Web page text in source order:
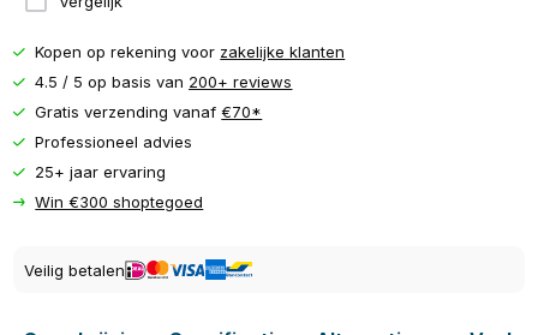
Kopen op rekening voor zakelijke klanten
4.5 / 5 op basis van 200+ reviews
Gratis verzending vanaf€70*
Professioneel advies
25+ jaar ervaring
Win €300 shoptegoed
Veilig betalen